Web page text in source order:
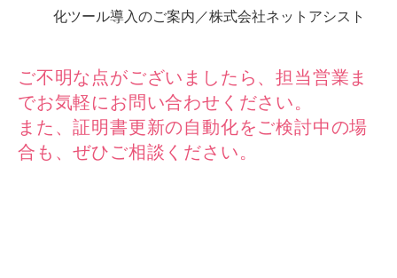
化ツール導入のご案内／株式会社ネットアシスト
ご不明な点がございましたら、担当営業ま
でお気軽にお問い合わせください。
また、証明書更新の自動化をご検討中の場
合も、ぜひご相談ください。